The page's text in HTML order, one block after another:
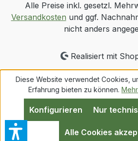
Alle Preise inkl. gesetzl.
Versandkosten und ggf.
nicht anders
Realisiert mit
Diese Website verwendet Cookies,
Erfahrung bieten zu können.
Nur
Konfigurieren
Alle Cookies